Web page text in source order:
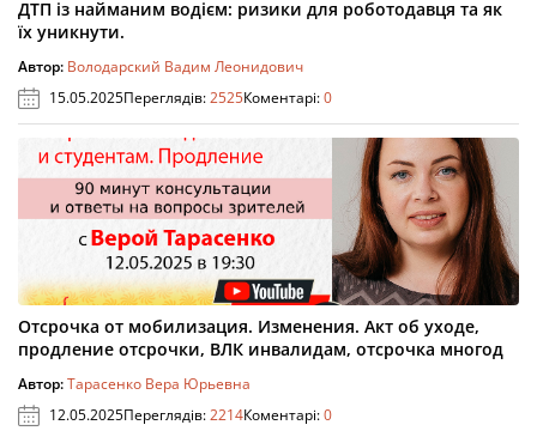
ДТП із найманим водієм: ризики для роботодавця та як
їх уникнути.
Автор: Володарский Вадим Леонидович
15.05.2025Переглядів:2525Коментарі:0
Отсрочка от мобилизация. Изменения. Акт об уходе,
продление отсрочки, ВЛК инвалидам, отсрочка многод
Автор:Тарасенко Вера Юрьевна
12.05.2025Переглядів:2214Коментарі:0